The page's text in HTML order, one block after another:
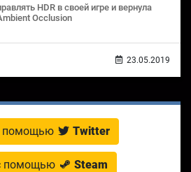
HDR в своей игре и вернула
Occlusion
23.05.2019
помощью Twitter
помощью Steam